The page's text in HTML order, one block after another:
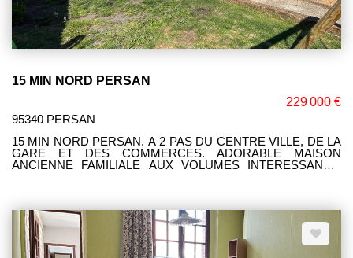
15 MIN NORD PERSAN
229 000 €
95340 PERSAN
15 MIN NORD PERSAN. A 2 PAS DU CENTRE VILLE, DE LA
GARE ET DES COMMERCES. ADORABLE MAISON
ANCIENNE FAMILIALE AUX VOLUMES INTERESSANTS:
DEPENDANCE POSSIBILITE STUDIO. GARAGE SPACIEUX.
CAVE. JOLI TERRAIN DE 390 M² AVEC VASTE TERRASSE
SANS VIS A VIS. SES ATOUTS: SA PROXIMITE DES
COMMODITES, SON FORT POTENTIEL.